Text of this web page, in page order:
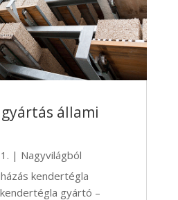
állami
| Nagyvilágból
kendertégla
gyártó –